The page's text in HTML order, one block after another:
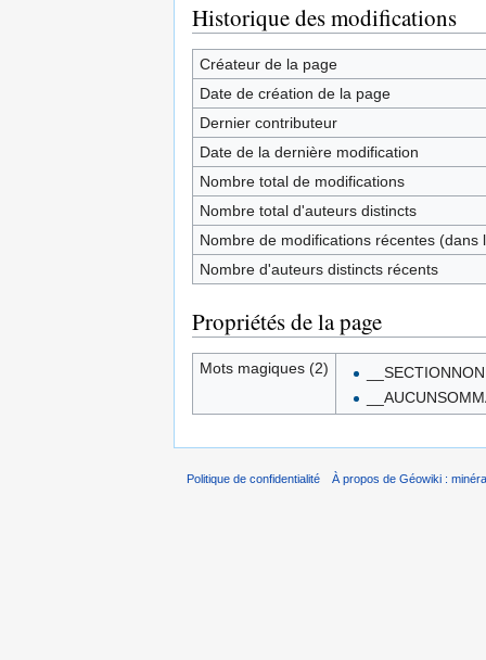
Historique des modifications
Créateur de la page
Date de création de la page
Dernier contributeur
Date de la dernière modification
Nombre total de modifications
Nombre total d'auteurs distincts
Nombre de modifications récentes (dans
Nombre d'auteurs distincts récents
Propriétés de la page
Mots magiques (2)
Politique de confidentialité À propos de Géowiki :